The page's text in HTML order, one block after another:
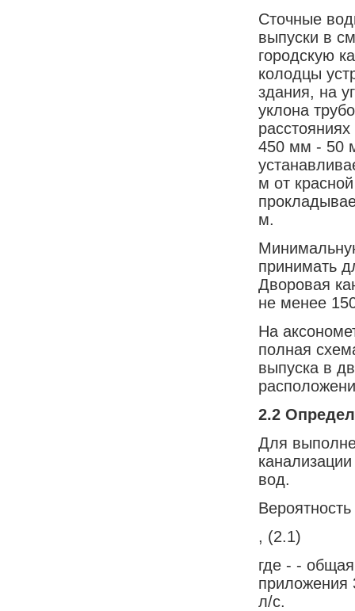
Сточные
выпуски в
городскую
колодцы
здания, на
уклона
450 мм - 50
м от
м.
принимать
Дворовая
не менее
На
полная
выпуска в
2.2
Для
вод.
, (2.1)
где - -
л/с.